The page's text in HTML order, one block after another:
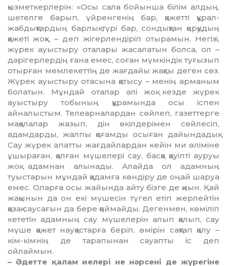
қызметкерлерін: «Осы сала бойынша білім алдың,
шетелге барып, үйрен­генің бар, қажетті құрал-
жабдықтар­дың барлық түрі бар, сондықтан қорқудың
қажеті жоқ», – деп жігерлендіріп отыра­мын. Негізі,
жүрек ауыстыру оталары жа­сала­тын болса, ол –
дәрігерлердің ғана емес, соған мүмкіндік туғызып
отырған мемлекеттің де жағдайы жақсы деген сөз.
Жүрек ауыстыру отасына қатысу – менің арманым
болатын. Мұндай оталар әлі жоқ кезде жүрек
ауыстыру тобының құрамында осы іспен
айналыстым. Телеарналардан сөйлеп, газеттерге
мақалалар жазып, дін өкілдерімен сөйлесіп,
адамдарды, жалпы қоғамды осыған дайындадық.
Сау жүрек апатты жағдайлардан кейін ми өліміне
ұшыраған, қалған мүшелері сау, басқа қауіпті ауруы
жоқ адамнан алынады. Алайда ол адамның
туыстарын мұндай қадамға көндіру де оңай шаруа
емес. Олар­ға осы жайында айту бізге де қиын. Қай
жақынын да он екі мүшесін түгел етіп жер­лейтін
қазақ саусағын да бере қой­майды. Дегенмен, көміліп
кететін адамның сау мүшелерін алып қалып, сау
мүше қажет науқастарға беріп, өмірін сақтап қалу –
кім-кімнің де тарапынан сауапты іс деп
ойлаймын.
– Әдетте қалам иелері не нәрсені де жү­ре­гіне